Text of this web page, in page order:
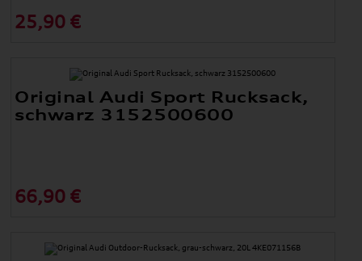
25,90 €
Original Audi Sport Rucksack,
schwarz 3152500600
66,90 €